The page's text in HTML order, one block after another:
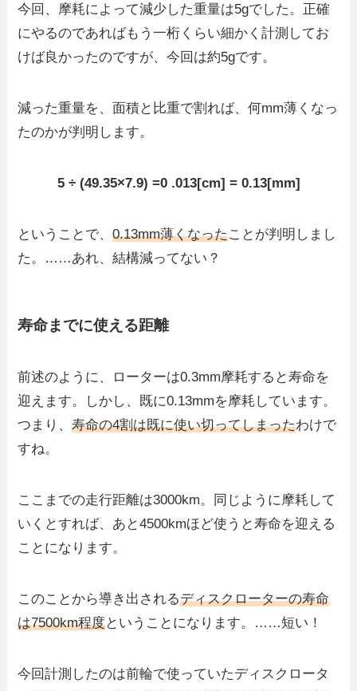
今回、摩耗によって減少した重量は5gでした。正確
にやるのであればもう一桁くらい細かく計測してお
けば良かったのですが、今回は約5gです。
減った重量を、面積と比重で割れば、何mm薄くなっ
たのかが判明します。
5 ÷ (49.35×7.9) =0 .013[cm] = 0.13[mm]
ということで、0.13mm薄くなったことが判明しまし
た。……あれ、結構減ってない？
寿命までに使える距離
前述のように、ローターは0.3mm摩耗すると寿命を
迎えます。しかし、既に0.13mmを摩耗しています。
つまり、寿命の4割は既に使い切ってしまったわけで
すね。
ここまでの走行距離は3000km。同じように摩耗して
いくとすれば、あと4500kmほど使うと寿命を迎える
ことになります。
このことから導き出されるディスクローターの寿命
は7500km程度ということになります。……短い！
今回計測したのは前輪で使っていたディスクロータ